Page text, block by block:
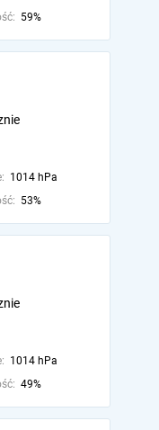
59%
1014 hPa
53%
1014 hPa
49%